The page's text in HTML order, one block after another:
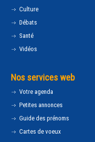
Culture
Débats
Santé
Vidéos
Nos services web
Votre agenda
Petites annonces
Guide des prénoms
Cartes de voeux